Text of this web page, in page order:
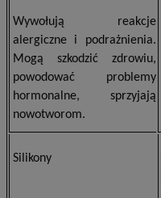
Wywołują reakcje
alergiczne i podrażnienia.
Mogą szkodzić zdrowiu,
powodować problemy
hormonalne, sprzyjają
nowotworom.
Silikony